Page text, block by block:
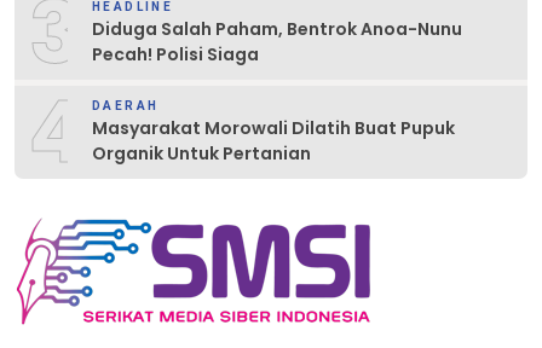
3 HEADLINE
Diduga Salah Paham, Bentrok Anoa-Nunu
Pecah! Polisi Siaga
4 DAERAH
Masyarakat Morowali Dilatih Buat Pupuk
Organik Untuk Pertanian